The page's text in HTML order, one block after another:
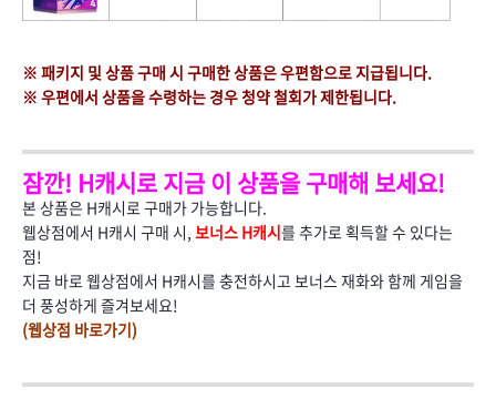
※ 패키지 및 상품 구매 시 구매한 상품은 우편함으로 지급됩니다.
※ 우편에서 상품을 수령하는 경우 청약 철회가 제한됩니다.
잠깐! H캐시로 지금 이 상품을 구매해 보세요!
본 상품은 H캐시로 구매가 가능합니다.
웹상점에서 H캐시 구매 시, 보너스 H캐시를 추가로 획득할 수 있다는
점!
지금 바로 웹상점에서 H캐시를 충전하시고 보너스 재화와 함께 게임을
더 풍성하게 즐겨보세요!
(웹상점 바로가기)